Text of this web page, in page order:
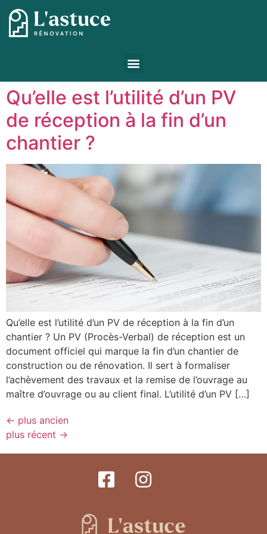
Qu’elle est l’utilité d’un PV
de réception à la fin d’un
chantier ?
Qu’elle est l’utilité d’un PV de réception à la fin d’un
chantier ? Un PV (Procès-Verbal) de réception est un
document officiel qui marque la fin d’un chantier de
construction ou de rénovation. Il sert à formaliser
l’achèvement des travaux et la remise de l’ouvrage au
maître d’ouvrage ou au client final. L’utilité d’un PV […]
← plus ancien
plus récent →